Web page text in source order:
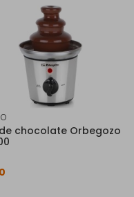
chocolate Orbegozo